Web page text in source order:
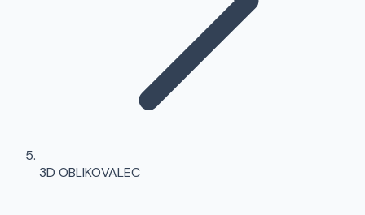
3D OBLIKOVALEC